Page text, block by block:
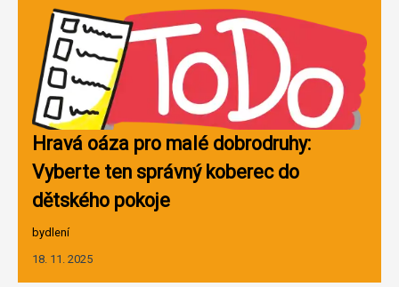
Hravá oáza pro malé dobrodruhy:
Vyberte ten správný koberec do
dětského pokoje
bydlení
18. 11. 2025